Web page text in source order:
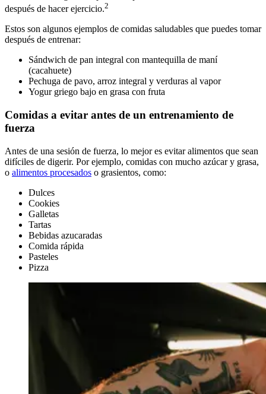
después de hacer ejercicio.2
Estos son algunos ejemplos de comidas saludables que puedes tomar
después de entrenar:
Sándwich de pan integral con mantequilla de maní
(cacahuete)
Pechuga de pavo, arroz integral y verduras al vapor
Yogur griego bajo en grasa con fruta
Comidas a evitar antes de un entrenamiento de
fuerza
Antes de una sesión de fuerza, lo mejor es evitar alimentos que sean
difíciles de digerir. Por ejemplo, comidas con mucho azúcar y grasa,
o alimentos procesados o grasientos, como:
Dulces
Cookies
Galletas
Tartas
Bebidas azucaradas
Comida rápida
Pasteles
Pizza